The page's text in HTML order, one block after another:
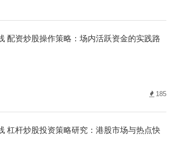
配资炒股操作策略：场内活跃资金的实践路
185
杠杆炒股投资策略研究：港股市场与热点快